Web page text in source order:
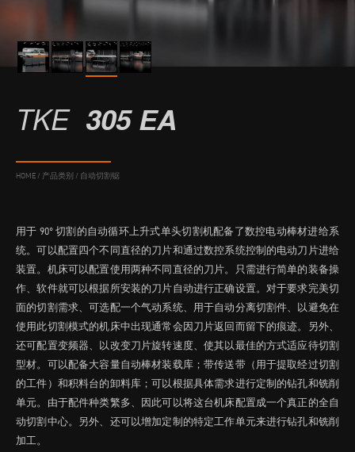
TKE 305 EA
HOME / 产品类别 / 自动切割锯
用于 90° 切割的自动循环上升式单头切割机配备了数控电动棒材进给系
统。可以配置四个不同直径的刀片和通过数控系统控制的电动刀片进给
装置。机床可以配置使用两种不同直径的刀片。只需进行简单的装备操
作、软件就可以根据所安装的刀片自动进行正确设置。对于要求完美切
面的切割需求、可选配一个气动系统、用于自动分离切割件、以避免在
使用此切割模式的机床中出现通常会因刀片返回而留下的痕迹。另外、
还可配置变频器、以改变刀片旋转速度、使其以最佳的方式适应待切割
型材。可以配备大容量自动棒材装载库；带传送带（用于提取经过切割
的工件）和积料台的卸料库；可以根据具体需求进行定制的钻孔和铣削
单元。由于配件种类繁多、因此可以将这台机床配置成一个真正的全自
动切割中心。另外、还可以增加定制的特定工作单元来进行钻孔和铣削
加工。